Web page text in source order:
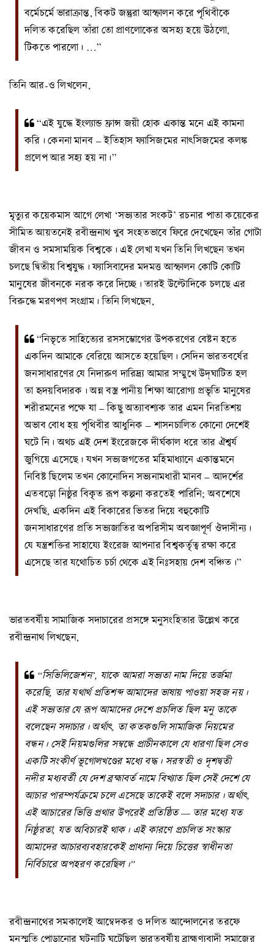
বর্মেচর্মে ভারাক্রান্ত, বিকট জন্তুরা আস্ফালন করে পৃথিবীকে
দলিত করেছিল তাঁরা তো প্রাণলোকের অসহ্য হয়ে উঠলো,
টিকতে পারলো। …”
তিনি আর-ও লিখলেন,
“‌এই যুদ্ধে ইংল্যান্ড ফ্রান্স জয়ী হোক একান্ত মনে এই কামনা
করি। কেননা মানব – ইতিহাস ফ্যাসিজমের নাৎসিজমের কলঙ্ক
প্রলেপ আর সহ্য হয় না।”‌
মৃত্যুর কয়েকমাস আগে লেখা ‘সভ্যতার সংকট’ রচনার পাতা কয়েকের
সীমিত আয়তনেই রবীন্দ্রনাথ খুব সংহতভাবে ফিরে দেখেছেন তাঁর গোটা
জীবন ও সমসাময়িক বিশ্বকে। এই লেখা যখন তিনি লিখছেন তখন
চলছে দ্বিতীয় বিশ্বযুদ্ধ। ফ্যাসিবাদের মদমত্ত আস্ফালন কোটি কোটি
মানুষের জীবনকে নরক করে দিচ্ছে। তারই উল্টোদিকে চলছে এর
বিরুদ্ধে মরণপণ সংগ্রাম। তিনি লিখছেন,
“নিভৃতে সাহিত্যের রসসম্ভোগের উপকরণের বেষ্টন হতে
একদিন আমাকে বেরিয়ে আসতে হয়েছিল। সেদিন ভারতবর্ষের
জনসাধারণের যে নিদারুণ দারিদ্র্য আমার সম্মুখে উদ্‌ঘাটিত হল
তা হৃদয়বিদারক। অন্ন বস্ত্র পানীয় শিক্ষা আরোগ্য প্রভৃতি মানুষের
শরীরমনের পক্ষে যা – কিছু অত্যাবশ্যক তার এমন নিরতিশয়
অভাব বোধ হয় পৃথিবীর আধুনিক – শাসনচালিত কোনো দেশেই
ঘটে নি। অথচ এই দেশ ইংরেজকে দীর্ঘকাল ধরে তার ঐশ্বর্য
জুগিয়ে এসেছে। যখন সভ্যজগতের মহিমাধ্যানে একান্তমনে
নিবিষ্ট ছিলেম তখন কোনোদিন সভ্যনামধারী মানব – আদর্শের
এতবড়ো নিষ্ঠুর বিকৃত রূপ কল্পনা করতেই পারিনি; অবশেষে
দেখছি, একদিন এই বিকারের ভিতর দিয়ে বহুকোটি
জনসাধারণের প্রতি সভ্যজাতির অপরিসীম অবজ্ঞাপূর্ণ ঔদাসীন্য।
যে যন্ত্রশক্তির সাহায্যে ইংরেজ আপনার বিশ্বকর্তৃত্ব রক্ষা করে
এসেছে তার যথোচিত চর্চা থেকে এই নিঃসহায় দেশ বঞ্চিত।”
ভারতবর্ষীয় সামাজিক সদাচারের প্রসঙ্গে মনুসংহিতার উল্লেখ করে
রবীন্দ্রনাথ লিখছেন,
“সিভিলিজেশন’, যাকে আমরা সভ্যতা নাম দিয়ে তর্জমা
করেছি, তার যথার্থ প্রতিশব্দ আমাদের ভাষায় পাওয়া সহজ নয়।
এই সভ্যতার যে রূপ আমাদের দেশে প্রচলিত ছিল মনু তাকে
বলেছেন সদাচার। অর্থাৎ, তা কতকগুলি সামাজিক নিয়মের
বন্ধন। সেই নিয়মগুলির সম্বন্ধে প্রাচীনকালে যে ধারণা ছিল সেও
একটি সংকীর্ণ ভূগোলখণ্ডের মধ্যে বদ্ধ। সরস্বতী ও দৃশদ্বতী
নদীর মধ্যবর্তী যে দেশ ব্রহ্মাবর্ত নামে বিখ্যাত ছিল সেই দেশে যে
আচার পারম্পর্যক্রমে চলে এসেছে তাকেই বলে সদাচার। অর্থাৎ,
এই আচারের ভিত্তি প্রথার উপরেই প্রতিষ্ঠিত — তার মধ্যে যত
নিষ্ঠুরতা, যত অবিচারই থাক। এই কারণে প্রচলিত সংস্কার
আমাদের আচারব্যবহারকেই প্রাধান্য দিয়ে চিত্তের স্বাধীনতা
নির্বিচারে অপহরণ করেছিল।”
রবীন্দ্রনাথের সমকালেই আম্বেদকর ও দলিত আন্দোলনের তরফে
মনুস্মৃতি পোড়ানোর ঘটনাটি ঘটেছিল ভারতবর্ষীয় ব্রাহ্মণ্যবাদী সমাজের